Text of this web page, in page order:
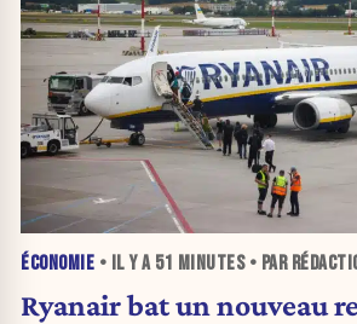
ÉCONOMIE • IL Y A 51 MINUTES• PAR
Ryanair bat un nouveau